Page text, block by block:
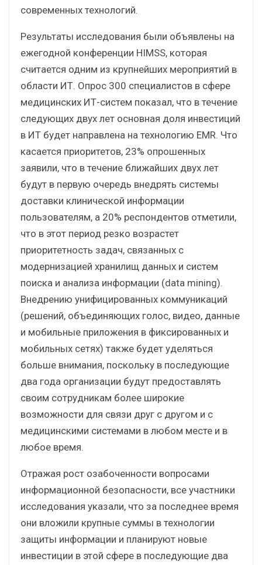
современных технологий.
Результаты исследования были объявлены на
ежегодной конференции HIMSS, которая
считается одним из крупнейших мероприятий в
области ИТ. Опрос 300 специалистов в сфере
медицинских ИТ-систем показал, что в течение
следующих двух лет основная доля инвестиций
в ИТ будет направлена на технологию EMR. Что
касается приоритетов, 23% опрошенных
заявили, что в течение ближайших двух лет
будут в первую очередь внедрять системы
доставки клинической информации
пользователям, а 20% респондентов отметили,
что в этот период резко возрастет
приоритетность задач, связанных с
модернизацией хранилищ данных и систем
поиска и анализа информации (data mining).
Внедрению унифицированных коммуникаций
(решений, объединяющих голос, видео, данные
и мобильные приложения в фиксированных и
мобильных сетях) также будет уделяться
больше внимания, поскольку в последующие
два года организации будут предоставлять
своим сотрудникам более широкие
возможности для связи друг с другом и с
медицинскими системами в любом месте и в
любое время.
Отражая рост озабоченности вопросами
информационной безопасности, все участники
исследования указали, что за последнее время
они вложили крупные суммы в технологии
защиты информации и планируют новые
инвестиции в этой сфере в последующие два